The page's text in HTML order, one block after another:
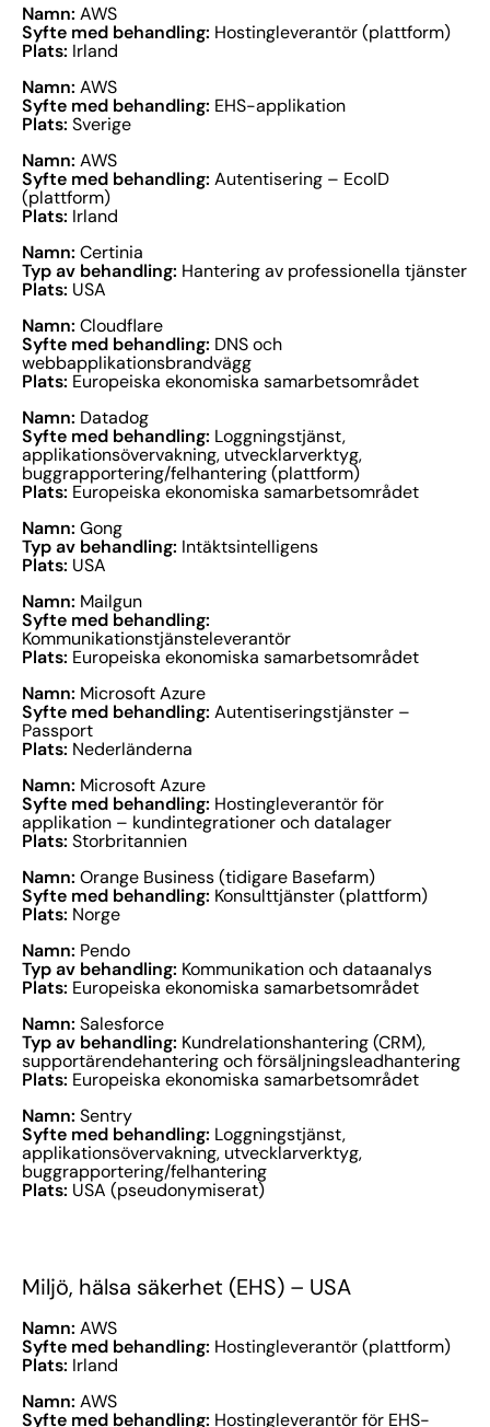
Namn: AWS
Syfte med behandling: Hostingleverantör (plattform)
Plats: Irland
Namn: AWS
Syfte med behandling: EHS-applikation
Plats: Sverige
Namn: AWS
Syfte med behandling: Autentisering – EcoID
(plattform)
Plats: Irland
Namn: Certinia
Typ av behandling: Hantering av professionella tjänster
Plats: USA
Namn: Cloudflare
Syfte med behandling: DNS och
webbapplikationsbrandvägg
Plats: Europeiska ekonomiska samarbetsområdet
Namn: Datadog
Syfte med behandling: Loggningstjänst,
applikationsövervakning, utvecklarverktyg,
buggrapportering/felhantering (plattform)
Plats: Europeiska ekonomiska samarbetsområdet
Namn: Gong
Typ av behandling: Intäktsintelligens
Plats: USA
Namn: Mailgun
Syfte med behandling:
Kommunikationstjänsteleverantör
Plats: Europeiska ekonomiska samarbetsområdet
Namn: Microsoft Azure
Syfte med behandling: Autentiseringstjänster –
Passport
Plats: Nederländerna
Namn: Microsoft Azure
Syfte med behandling: Hostingleverantör för
applikation – kundintegrationer och datalager
Plats: Storbritannien
Namn: Orange Business (tidigare Basefarm)
Syfte med behandling: Konsulttjänster (plattform)
Plats: Norge
Namn: Pendo
Typ av behandling: Kommunikation och dataanalys
Plats: Europeiska ekonomiska samarbetsområdet
Namn: Salesforce
Typ av behandling: Kundrelationshantering (CRM),
supportärendehantering och försäljningsleadhantering
Plats: Europeiska ekonomiska samarbetsområdet
Namn: Sentry
Syfte med behandling: Loggningstjänst,
applikationsövervakning, utvecklarverktyg,
buggrapportering/felhantering
Plats: USA (pseudonymiserat)
Miljö, hälsa säkerhet (EHS) – USA
Namn: AWS
Syfte med behandling: Hostingleverantör (plattform)
Plats: Irland
Namn: AWS
Syfte med behandling: Hostingleverantör för EHS-